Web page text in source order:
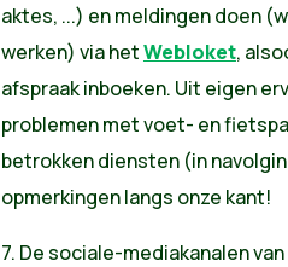
aktes, ...) en meldingen doen
werken) via hetWebloket,
afspraak inboeken. Uit eigen
problemen met voet- en
betrokken diensten (in
opmerkingen langs onze kant!
7. De sociale-mediakanalen